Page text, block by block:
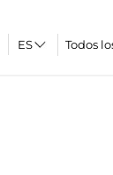
Todos